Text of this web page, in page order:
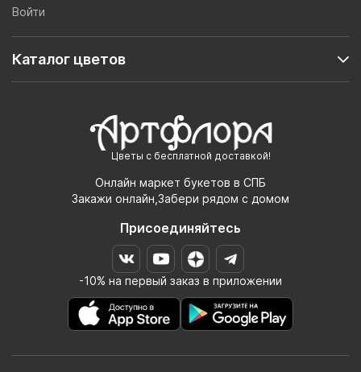
Цветы с бесплатной доставкой!
Онлайн маркет букетов в СПБ
Закажи онлайн,Забери рядом с домом
Присоединяйтесь
-10% на первый заказ в приложении
Войти
Каталог цветов